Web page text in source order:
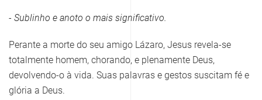
- Sublinho e anoto o mais significativo.
Perante a morte do seu amigo Lázaro, Jesus revela-se
totalmente homem, chorando, e plenamente Deus,
devolvendo-o à vida. Suas palavras e gestos suscitam fé e
glória a Deus.